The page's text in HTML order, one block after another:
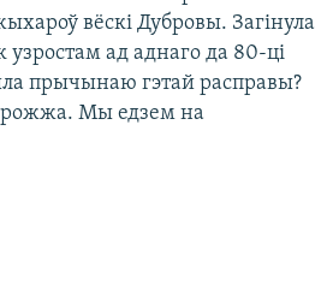
вёскі Дубровы. Загінула
узростам ад аднаго да 80-ці
прычынаю гэтай расправы?
Мы едзем на